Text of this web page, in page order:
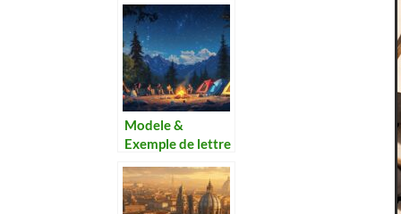
compagnon
indispensable de
vos voyages
internationaux
Modele &
Exemple de lettre
camping :
Adaptez votre